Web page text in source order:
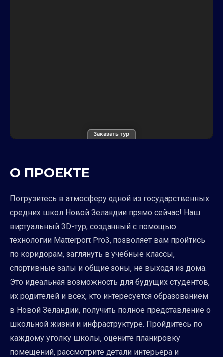
Заказать тур
О ПРОЕКТЕ
Погрузитесь в атмосферу одной из государственных
средних школ Новой Зеландии прямо сейчас! Наш
виртуальный 3D-тур, созданный с помощью
технологии Matterport Pro3, позволяет вам пройтись
по коридорам, заглянуть в учебные классы,
спортивные залы и общие зоны, не выходя из дома.
Это идеальная возможность для будущих студентов,
их родителей и всех, кто интересуется образованием
в Новой Зеландии, получить полное представление о
школьной жизни и инфраструктуре. Пройдитесь по
каждому уголку школы, оцените планировку
помещений, рассмотрите детали интерьера и